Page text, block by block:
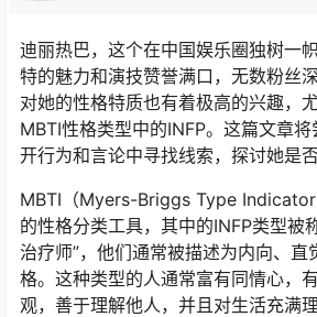
迪丽热巴，这个在中国娱乐圈独树一
特的魅力和演技赞誉满口，无数粉丝
对她的性格特质也有着极高的兴趣，
MBTI性格类型中的INFP。这篇文章
开行为和言论中寻找线索，探讨她是否
MBTI（Myers-Briggs Type
的性格分类工具，其中的INFP类型被
治疗师”，他们通常被描述为内向、直
格。这种类型的人通常富有同情心，
观，善于理解他人，并且对生活充满